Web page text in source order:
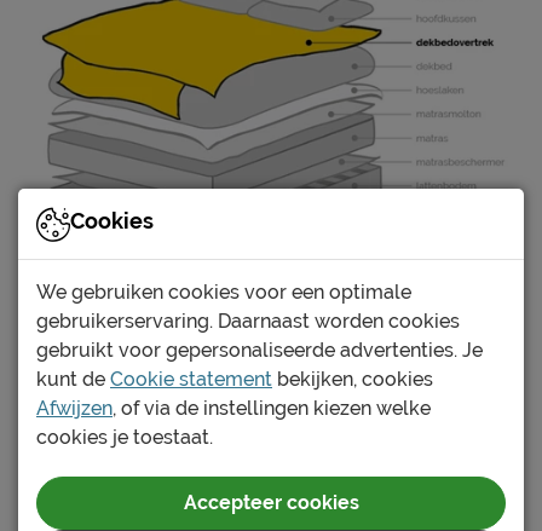
Verschillende soorten dekbedovertrekken:
Katoen: een katoenen dekbedovertrek is altijd een
goede keuze. Katoen ademt goed en kent tevens
goede vochtregulatie. Het voelt soepel en zacht
aan én draagt zeker bij aan een comfortabele
nachtrust. Met ons groot assortiment katoenen
dekbedovertrekken vind je altijd het
Cookies
We gebruiken cookies voor een optimale
gebruikerservaring. Daarnaast worden cookies
gebruikt voor gepersonaliseerde advertenties. Je
kunt de Cookie statement bekijken, cookies
Afwijzen, of via de instellingen kiezen welke
cookies je toestaat.
Accepteer cookies